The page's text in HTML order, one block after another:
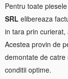
Pentru toate
SRL elibereaza
in tara prin
Acestea provin de
demontate de catre
conditii optime.